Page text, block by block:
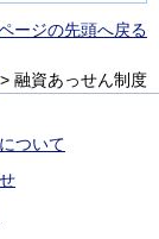
ージの先頭へ戻る
> 融資あっせん制度
ついて